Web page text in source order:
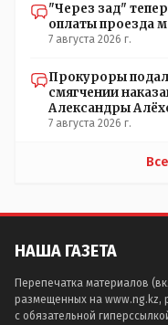
"Через зад"
оплаты проезда
7 августа 2026 г.
Прокуроры
смягчении
Александры
7 августа 2026 г.
НАША ГАЗЕТА
Перепечатка материалов
размещенных на www.ng.kz,
с обязательной